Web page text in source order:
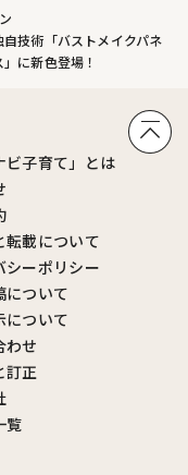
技術「バストメイクパネ
に新色登場！
ビ子育て」とは
転載について
シーポリシー
について
について
わせ
訂正
覧